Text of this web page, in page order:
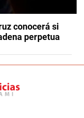
conocerá si
perpetua